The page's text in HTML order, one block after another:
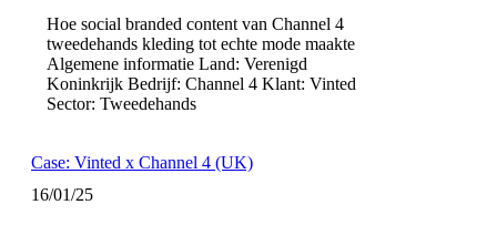
Hoe social branded content van Channel 4
tweedehands kleding tot echte mode maakte
Algemene informatie Land: Verenigd
Koninkrijk Bedrijf: Channel 4 Klant: Vinted
Sector: Tweedehands
Case: Vinted x Channel 4 (UK)
16/01/25